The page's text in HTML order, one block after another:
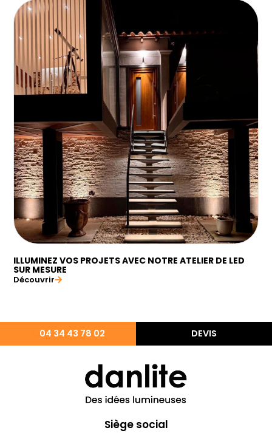
ILLUMINEZ VOS PROJETS AVEC NOTRE ATELIER DE LED
SUR MESURE
Découvrir
04 34 43 78 02 DEVIS
Siège social